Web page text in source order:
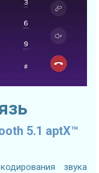
5.1 aptX™
звука